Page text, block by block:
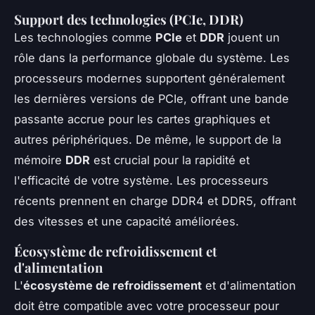
Support des technologies (PCIe, DDR)
Les technologies comme PCIe et DDR jouent un
rôle dans la performance globale du système. Les
processeurs modernes supportent généralement
les dernières versions de PCIe, offrant une bande
passante accrue pour les cartes graphiques et
autres périphériques. De même, le support de la
mémoire DDR est crucial pour la rapidité et
l'efficacité de votre système. Les processeurs
récents prennent en charge DDR4 et DDR5, offrant
des vitesses et une capacité améliorées.
Écosystème de refroidissement et
d'alimentation
L'écosystème de refroidissement et d'alimentation
doit être compatible avec votre processeur pour